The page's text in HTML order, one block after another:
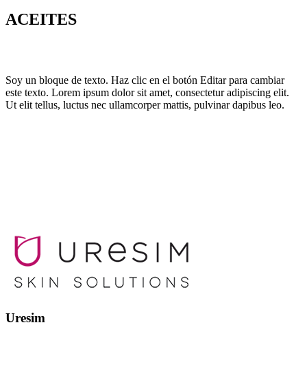
ACEITES
Soy un bloque de texto. Haz clic en el botón Editar para cambiar
este texto. Lorem ipsum dolor sit amet, consectetur adipiscing elit.
Ut elit tellus, luctus nec ullamcorper mattis, pulvinar dapibus leo.
Uresim